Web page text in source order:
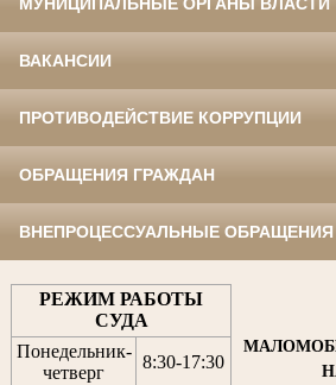
ВАКАНСИИ
ПРОТИВОДЕЙСТВИЕ КОРРУПЦИИ
ОБРАЩЕНИЯ ГРАЖДАН
ВНЕПРОЦЕССУАЛЬНЫЕ ОБРАЩЕНИЯ
РЕЖИМ РАБОТЫ
СУДА
Понедельник-
четверг
8:30-17:30